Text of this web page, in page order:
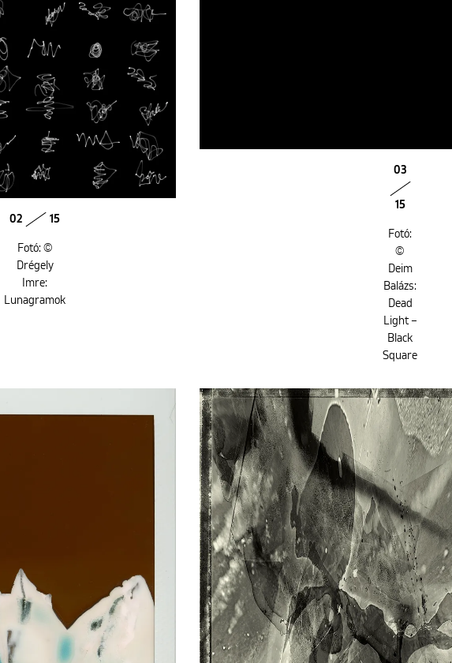
02 15
Fotó: ©
Drégely
Imre:
Lunagramok
03
15
Fotó:
©
Deim
Balázs:
Dead
Light –
Black
Square